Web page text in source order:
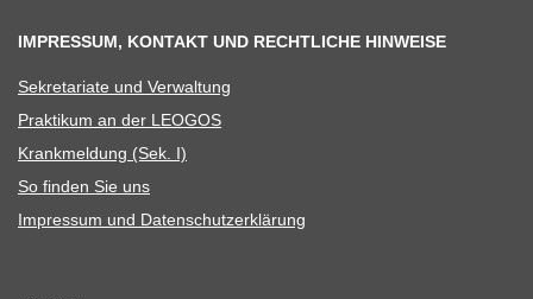
IMPRESSUM, KONTAKT UND RECHTLICHE HINWEISE
Sekre­ta­riate und Verwaltung
Prak­ti­kum an der LEOGOS
Krank­mel­dung (Sek. I)
So fin­den Sie uns
Impres­sum und Datenschutzerklärung